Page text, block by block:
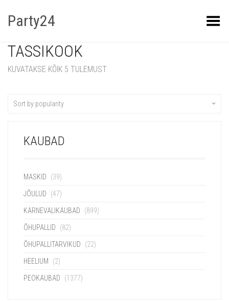
Party24 Kuva menüü
TASSIKOOK
KUVATAKSE KÕIK 5 TULEMUST
Sort by popularity
KAUBAD
MASKID (39)
JÕULUD (47)
KARNEVALIKAUBAD (899)
ÕHUPALLID (82)
ÕHUPALLITARVIKUD (22)
HEELIUM (2)
PEOKAUBAD (1377)